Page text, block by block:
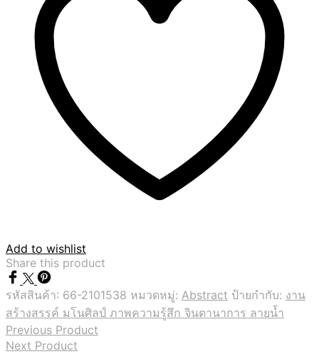
Add to wishlist
Share this product
รหัสสินค้า: 66-2101538 หมวดหมู่: Abstract ป้ายกำกับ: งาน
สร้างสรรค์ มโนศิลป์ ภาพความรู้สึก จินตานาการ ลายน้ำ
Previous Product
Next Product